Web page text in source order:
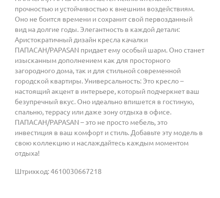
прочностью и устойчивостью к внешним воздействиям.
Оно не боится времени и сохранит свой первозданный
вид на долгие годы. Элегантность в каждой детали:
Аристократичный дизайн кресла качалки
ПАПАСАН/PAPASAN придает ему особый шарм. Оно станет
изысканным дополнением как для просторного
загородного дома, так и для стильной современной
городской квартиры. Универсальность: Это кресло –
настоящий акцент в интерьере, который подчеркнет ваш
безупречный вкус. Оно идеально впишется в гостиную,
спальню, террасу или даже зону отдыха в офисе.
ПАПАСАН/PAPASAN – это не просто мебель, это
инвестиция в ваш комфорт и стиль. Добавьте эту модель в
свою коллекцию и наслаждайтесь каждым моментом
отдыха!
Штрихкод: 4610030667218